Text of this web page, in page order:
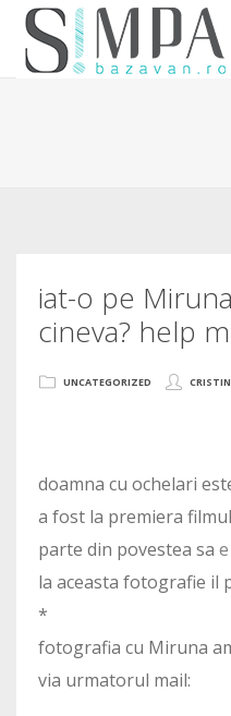
iat-o pe
cineva? help
UNCATEGORIZED
doamna cu ochelari
a fost la premiera
parte din povestea sa
la aceasta fotografie il
*
fotografia cu Miruna
via urmatorul mail: